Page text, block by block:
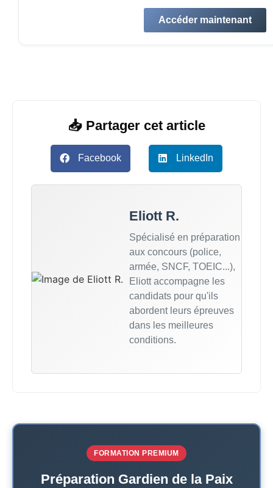
Accéder maintenant
📥 Partager cet article
Facebook LinkedIn
Eliott R.
Spécialisé en préparation
aux concours (police,
armée, SNCF, TOEIC...),
Eliott accompagne les
candidats pour qu'ils
abordent leurs épreuves
dans les meilleures
conditions.
FORMATION PREMIUM
Préparation Gardien de la Paix